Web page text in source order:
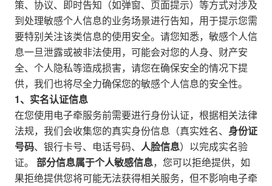
策、协议、即时告知（如弹窗、页面提示）等方式对涉及
到处理敏感个人信息的业务场景进行告知，用于提示您需
要特别关注该类信息的使用安全。请您知悉，敏感个人信
息一旦泄露或被非法使用，可能会对您的人身、财产安
全、个人隐私等造成损害，请您在确保安全的情况下提
供，我们也将尽全力确保您的敏感个人信息的安全性。
1、实名认证信息
在您使用电子牵服务前需要进行身份认证，根据相关法律
法规，我们会收集您的真实身份信息（真实姓名、 身份证
号码、银行卡号、电话号码、 人脸信息）以完成实名验
证。
部分信息属于个人敏感信息，您可以拒绝提供，如
果拒绝提供您将可能无法获得相关服务，但不影响电子牵